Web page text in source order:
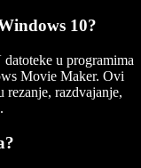
10?
u programima
Movie Maker. Ovi
rezanje, razdvajanje,